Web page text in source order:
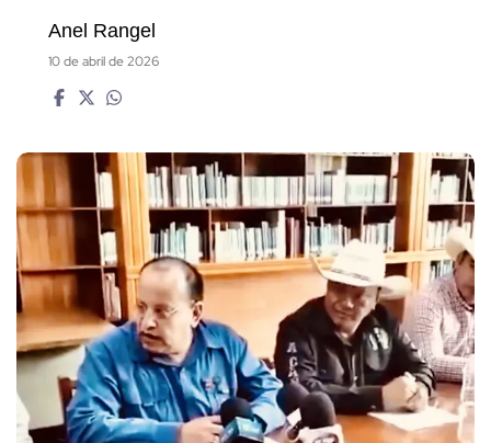
Anel Rangel
10 de abril de 2026